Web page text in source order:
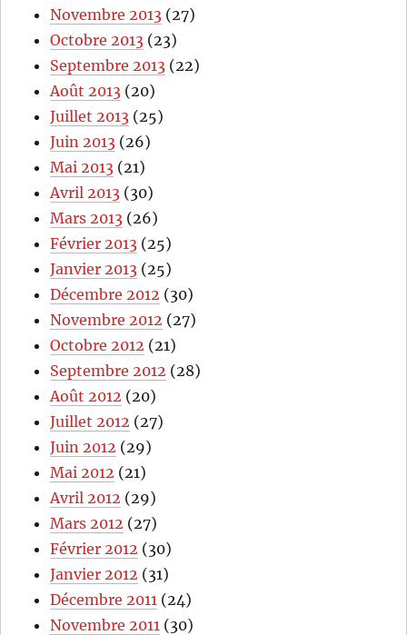
Novembre 2013 (27)
Octobre 2013 (23)
Septembre 2013 (22)
Août 2013 (20)
Juillet 2013 (25)
Juin 2013 (26)
Mai 2013 (21)
Avril 2013 (30)
Mars 2013 (26)
Février 2013 (25)
Janvier 2013 (25)
Décembre 2012 (30)
Novembre 2012 (27)
Octobre 2012 (21)
Septembre 2012 (28)
Août 2012 (20)
Juillet 2012 (27)
Juin 2012 (29)
Mai 2012 (21)
Avril 2012 (29)
Mars 2012 (27)
Février 2012 (30)
Janvier 2012 (31)
Décembre 2011 (24)
Novembre 2011 (30)